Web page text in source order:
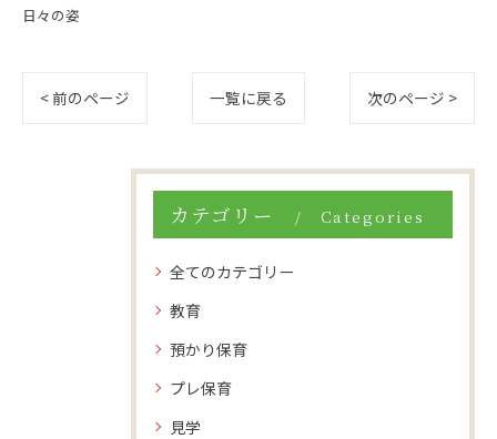
日々の姿
< 前のページ 一覧に戻る 次のページ >
カテゴリー Categories
全てのカテゴリー
教育
預かり保育
プレ保育
見学